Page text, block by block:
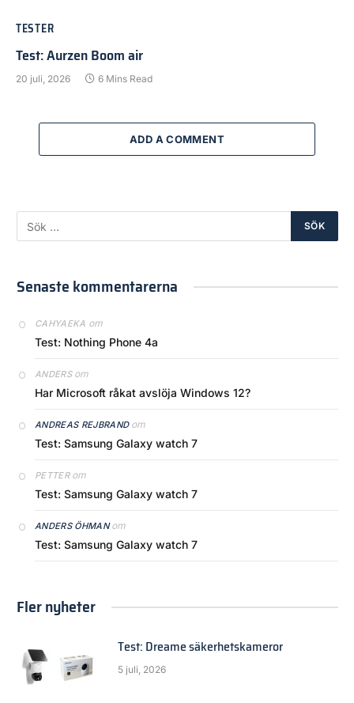
TESTER
Test: Aurzen Boom air
20 juli, 2026 6 Mins Read
ADD A COMMENT
Senaste kommentarerna
CAHYAEKA om
Test: Nothing Phone 4a
ANDERSom
Har Microsoft råkat avslöja Windows 12?
ANDREAS REJBRANDom
Test: Samsung Galaxy watch 7
PETTERom
Test: Samsung Galaxy watch 7
ANDERS ÖHMANom
Test: Samsung Galaxy watch 7
Fler nyheter
Test: Dreame säkerhetskameror
5 juli, 2026